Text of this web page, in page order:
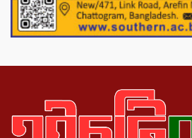
১১ দলীয় ঐক্য